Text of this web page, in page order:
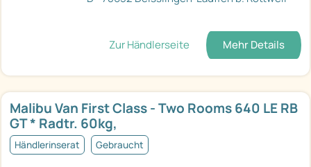
Zur Händlerseite Mehr Details
Malibu Van First Class - Two Rooms 640 LE RB
GT * Radtr. 60kg,
Händlerinserat Gebraucht